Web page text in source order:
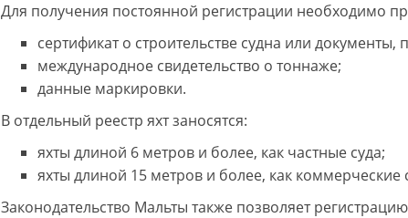
Для получения постоянной регистрации необходимо
сертификат о строительстве судна или
международное свидетельство о тоннаже;
данные маркировки.
В отдельный реестр яхт заносятся:
яхты длиной 6 метров и более, как частные суда;
яхты длиной 15 метров и более, как коммерческие
Законодательство Мальты также позволяет